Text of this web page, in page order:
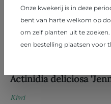
Actinidia deliciosa
Kiwi
Onze kwekerij is in deze
bent van harte welkom op
om zelf planten uit te
een bestelling plaatsen voor